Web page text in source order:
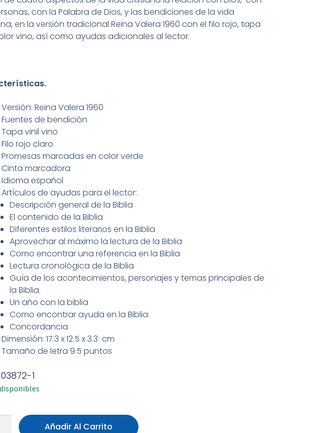
con la Palabra de Dios, y las bendiciones de la vida
en la versión tradicional Reina Valera 1960 con el filo rojo, tapa
vino, así como ayudas adicionales al lector.
Versión: Reina Valera 1960
Fuentes de bendición
Tapa vinil vino
Filo rojo claro
Promesas marcadas en color verde
Cinta marcadora
Idioma español
Artículos de ayudas para el lector:
Descripción general de la Biblia
El contenido de la Biblia
Diferentes estilos literarios en la Biblia
Aprovechar al máximo la lectura de la Biblia
Como encontrar una referencia en la Biblia
Lectura cronológica de la Biblia
Guía de los acontecimientos, personajes y temas principales de
la Biblia.
Un año con la biblia
Como encontrar ayuda en la Biblia.
Concordancia
Dimensión: 17.3 x 12.5 x 3.3 cm
Tamaño de letra 9.5 puntos
1
Añadir Al Carrito